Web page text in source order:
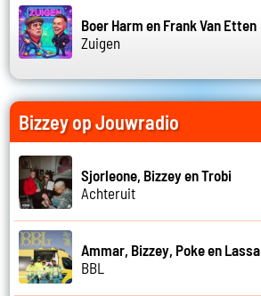
Boer Harm en Frank Van Etten
Zuigen
Bizzey op Jouwradio
Sjorleone, Bizzey en Trobi
Achteruit
Ammar, Bizzey, Poke en Lassa
BBL